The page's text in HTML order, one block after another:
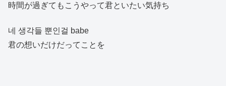
時間が過ぎてもこうやって君といたい気持ち
네 생각들 뿐인걸 babe
君の想いだけだってことを